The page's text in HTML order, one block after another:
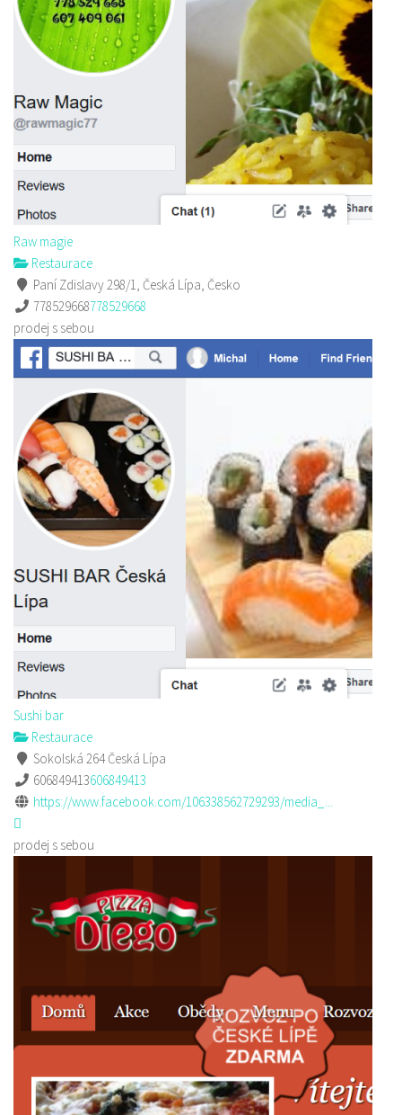
Raw magie
Restaurace
Paní Zdislavy 298/1, Česká Lípa, Česko
778529668778529668
prodej s sebou
Sushi bar
Restaurace
Sokolská 264 Česká Lípa
606849413606849413
https://www.facebook.com/106338562729293/media_...
prodej s sebou